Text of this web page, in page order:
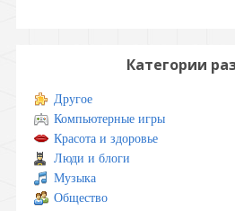
Категории
Другое
Компьютерные игры
Красота и здоровье
Люди и блоги
Музыка
Общество